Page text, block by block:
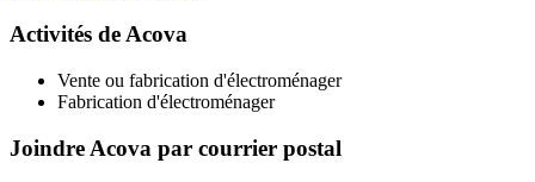
Activités de Acova
Vente ou fabrication d'électroménager
Fabrication d'électroménager
Joindre Acova par courrier postal